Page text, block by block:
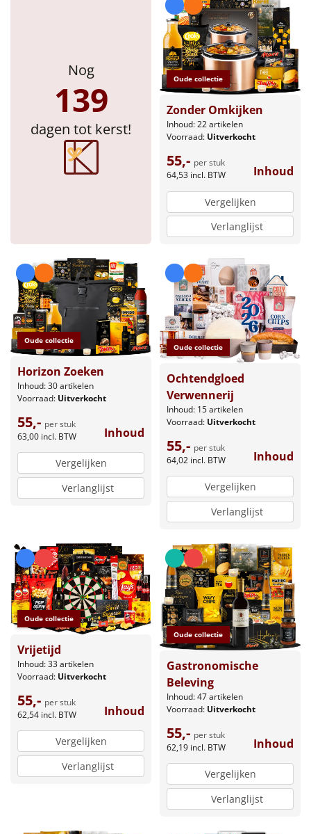
Nog
139
dagen tot kerst!
Oude collectie
Zonder Omkijken
Inhoud: 22 artikelen
Voorraad: Uitverkocht
55,- per stuk
64,53 incl. BTW Inhoud
Vergelijken
Verlanglijst
Oude collectie
Horizon Zoeken
Inhoud: 30 artikelen
Voorraad: Uitverkocht
55,- per stuk
63,00 incl. BTW Inhoud
Vergelijken
Verlanglijst
Oude collectie
Ochtendgloed
Verwennerij
Inhoud: 15 artikelen
Voorraad: Uitverkocht
55,- per stuk
64,02 incl. BTW Inhoud
Vergelijken
Verlanglijst
Oude collectie
Vrijetijd
Inhoud: 33 artikelen
Voorraad: Uitverkocht
55,- per stuk
62,54 incl. BTW Inhoud
Vergelijken
Verlanglijst
Oude collectie
Gastronomische
Beleving
Inhoud: 47 artikelen
Voorraad: Uitverkocht
55,- per stuk
62,19 incl. BTW Inhoud
Vergelijken
Verlanglijst